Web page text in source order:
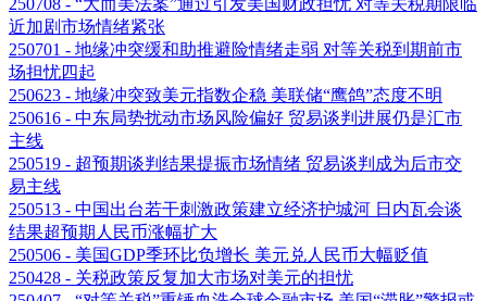
250708 - “大而美法案”通过引发美国财政担忧 对等关税期限临
近加剧市场情绪紧张
250701 - 地缘冲突缓和助推避险情绪走弱 对等关税到期前市
场担忧四起
250623 - 地缘冲突致美元指数企稳 美联储“鹰鸽”态度不明
250616 - 中东局势扰动市场风险偏好 贸易谈判进展仍是汇市
主线
250519 - 超预期谈判结果提振市场情绪 贸易谈判成为后市交
易主线
250513 - 中国出台若干刺激政策建立经济护城河 日内瓦会谈
结果超预期人民币涨幅扩大
250506 - 美国GDP季环比负增长 美元兑人民币大幅贬值
250428 - 关税政策反复加大市场对美元的担忧